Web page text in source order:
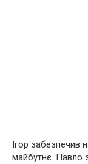
Ігор забезпечив
майбутнє. Павло